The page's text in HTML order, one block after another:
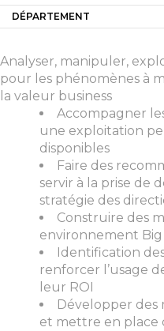
DÉPARTEMENT
Analyser, manipuler,
pour les phénomènes à
la valeur business
Accompagner
une exploitation
disponibles
Faire des
servir à la prise de
stratégie des
Construire des
environnement Big
Identification
renforcer l’usage
leur ROI
Développer des
et mettre en place